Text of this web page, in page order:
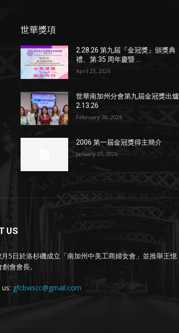
世華獎項
2.28.26 第九屆『金冠獎』頒獎典
禮、第 35 周年慶暨 ...
April 23, 2026
世華南加州分會第九屆金冠獎出爐
2.13.26
February 20, 2026
2006 第一屆金冠獎得主簡介
January 21, 2026
US
5日於洛杉磯成立「南加州中美工商婦女會」並推舉王憶
會會長。
gfcbwscc@gmail.com